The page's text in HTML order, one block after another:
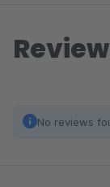
No reviews